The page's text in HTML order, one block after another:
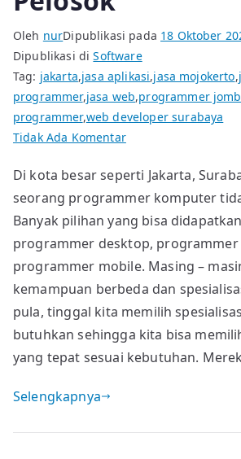
Oleh nurDipublikasi pada 18 Oktober
Dipublikasi diSoftware
Tag: jakarta,jasa aplikasi,jasa mojokerto,
programmer,jasa web,programmer
programmer,web developer surabaya
Tidak Ada Komentarpada
Programmer
di
Pelosok
Di kota besar seperti Jakarta,
seorang programmer komputer
Banyak pilihan yang bisa
programmer desktop, programmer
programmer mobile. Masing –
kemampuan berbeda dan
pula, tinggal kita memilih
butuhkan sehingga kita bisa
yang tepat sesuai kebutuhan.
Selengkapnya